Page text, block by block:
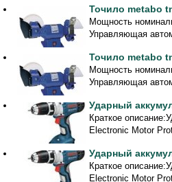
Точило metabo
Мощность
Управляющая
Точило metabo
Мощность
Управляющая
Ударный
Краткое
Electronic Motor
Ударный
Краткое
Electronic Motor